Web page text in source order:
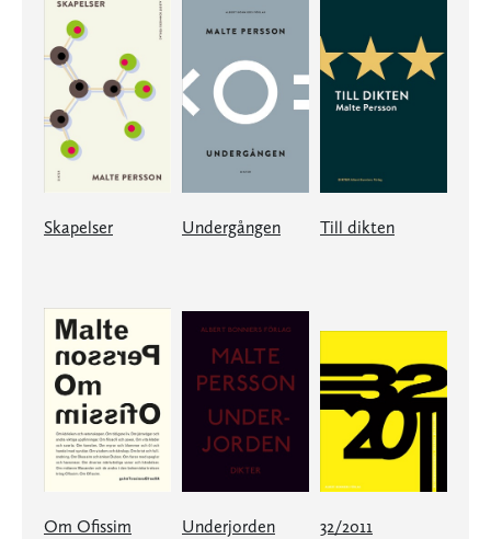
Skapelser Undergången Till dikten
Om Ofissim Underjorden 32/2011